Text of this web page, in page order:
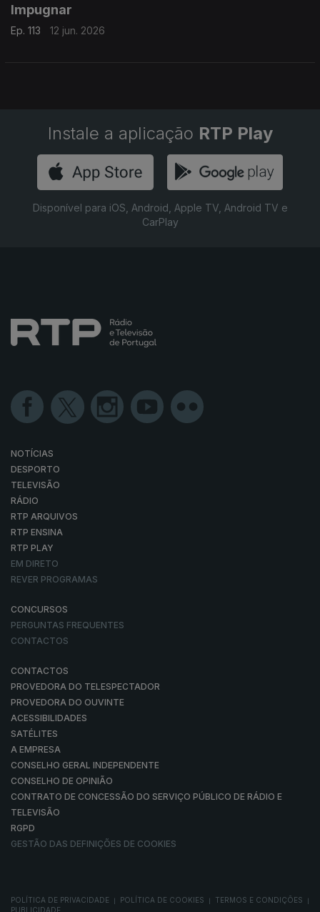
Impugnar
Ep. 113 12 jun. 2026
Instale a aplicação RTP Play
Disponível para iOS, Android, Apple TV, Android TV e
CarPlay
NOTÍCIAS
DESPORTO
TELEVISÃO
RÁDIO
RTP ARQUIVOS
RTP ENSINA
RTP PLAY
EM DIRETO
REVER PROGRAMAS
CONCURSOS
PERGUNTAS FREQUENTES
CONTACTOS
CONTACTOS
PROVEDORA DO TELESPECTADOR
PROVEDORA DO OUVINTE
ACESSIBILIDADES
SATÉLITES
A EMPRESA
CONSELHO GERAL INDEPENDENTE
CONSELHO DE OPINIÃO
CONTRATO DE CONCESSÃO DO SERVIÇO PÚBLICO DE RÁDIO E
TELEVISÃO
RGPD
GESTÃO DAS DEFINIÇÕES DE COOKIES
POLÍTICA DE PRIVACIDADE POLÍTICA DE COOKIES TERMOS E CONDIÇÕES
PUBLICIDADE